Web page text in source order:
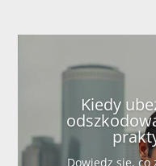
Kiedy
Dowiedz się,